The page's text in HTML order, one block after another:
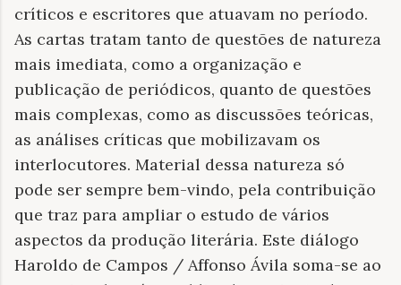
críticos e escritores que atuavam no período.
As cartas tratam tanto de questões de natureza
mais imediata, como a organização e
publicação de periódicos, quanto de questões
mais complexas, como as discussões teóricas,
as análises críticas que mobilizavam os
interlocutores. Material dessa natureza só
pode ser sempre bem-vindo, pela contribuição
que traz para ampliar o estudo de vários
aspectos da produção literária. Este diálogo
Haroldo de Campos / Affonso Ávila soma-se ao